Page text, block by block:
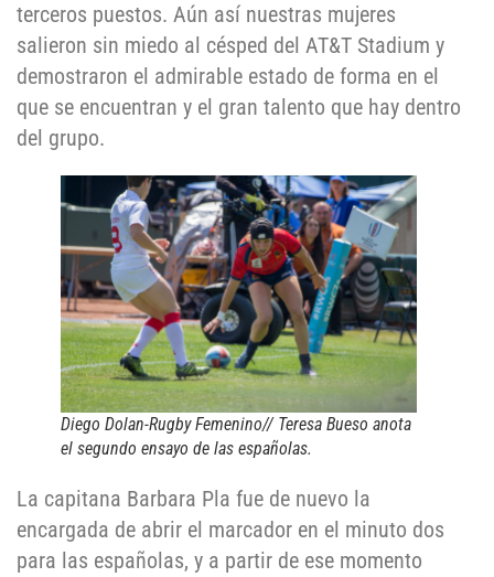
terceros puestos. Aún así nuestras mujeres
salieron sin miedo al césped del AT&T Stadium y
demostraron el admirable estado de forma en el
que se encuentran y el gran talento que hay dentro
del grupo.
Diego Dolan-Rugby Femenino// Teresa Bueso anota
el segundo ensayo de las españolas.
La capitana Barbara Pla fue de nuevo la
encargada de abrir el marcador en el minuto dos
para las españolas, y a partir de ese momento